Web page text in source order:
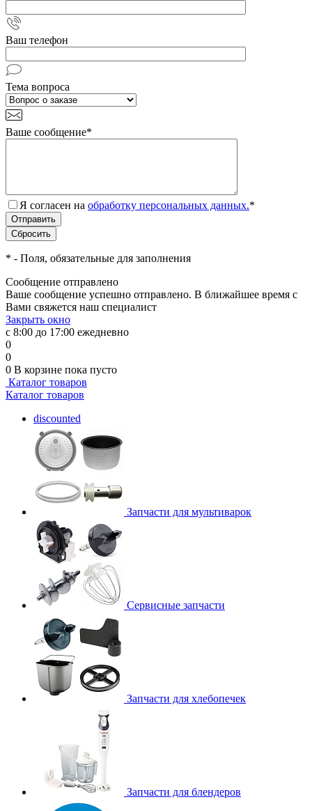
Ваш телефон
Тема вопроса
Ваше сообщение*
Я согласен на обработку персональных данных.*
* - Поля, обязательные для заполнения
Сообщение отправлено
Ваше сообщение успешно отправлено. В ближайшее время с
Вами свяжется наш специалист
Закрыть окно
с 8:00 до 17:00 ежедневно
0
0
0 В корзине пока пусто
Каталог товаров
Каталог товаров
discounted
Запчасти для мультиварок
Сервисные запчасти
Запчасти для хлебопечек
Запчасти для блендеров